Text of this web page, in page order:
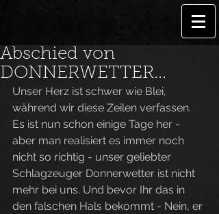
Abschied von
DONNERWETTER...
Unser Herz ist schwer wie Blei,
während wir diese Zeilen verfassen.
Es ist nun schon einige Tage her -
aber man realisiert es immer noch
nicht so richtig - unser geliebter
Schlagzeuger Donnerwetter ist nicht
mehr bei uns. Und bevor Ihr das in
den falschen Hals bekommt - Nein, er